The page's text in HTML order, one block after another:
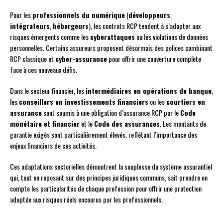
Pour lesprofessionnels du numérique(développeurs,
intégrateurs,hébergeurs), les contrats RCP tendent à s’adapter aux
risques émergents comme lescyberattaques ou les violations de données
personnelles. Certains assureurs proposent désormais des polices combinant
RCP classique et cyber-assurancepour offrir une couverture complète
face à ces nouveaux défis.
Dans le secteur financier, lesintermédiaires en opérations de banque,
lesconseillers en investissements financiers ou lescourtiers en
assurancesont soumis à une obligation d’assurance RCP par leCode
monétaire et financieret leCode des assurances. Les montants de
garantie exigés sont particulièrement élevés, reflétant l’importance des
enjeux financiers de ces activités.
Ces adaptations sectorielles démontrent la souplesse du système assurantiel
qui, tout en reposant sur des principes juridiques communs, sait prendre en
compte les particularités de chaque profession pour offrir une protection
adaptée aux risques réels encourus par les professionnels.